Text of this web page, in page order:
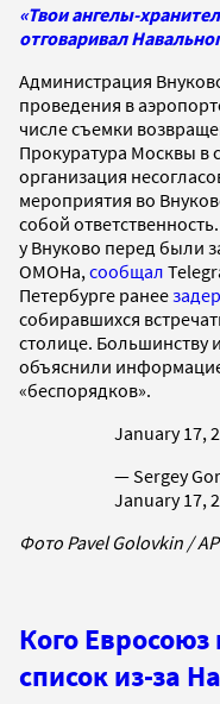
«Твои ангелы-
отговаривал
Администрация
проведения в
числе съемки
Прокуратура Москвы в
организация
мероприятия во
собой
у Внуково перед были
ОМОНа, сообщал
Петербурге ранее
собиравшихся
столице. Большинству
объяснили
«беспорядков».
January 17,
— Sergey
January 17,
Фото Pavel Golovkin /
Кого
список из-за